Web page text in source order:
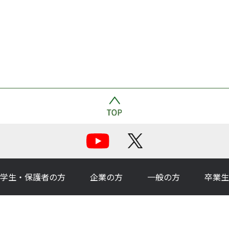
生・保護者の方 企業の方 一般の方 卒業